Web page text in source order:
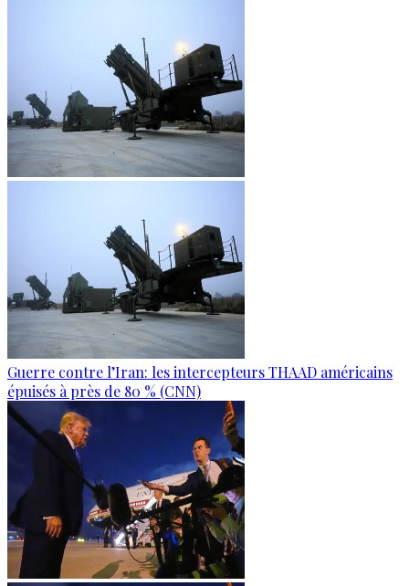
Guerre contre l’Iran: les intercepteurs THAAD américains
épuisés à près de 80 % (CNN)